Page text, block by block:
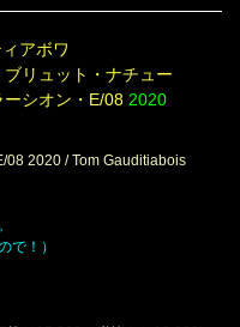
アボワ
リュット・ナチュー
ーシオン・E/08 2020
08 2020 / Tom Gauditiabois
で！）